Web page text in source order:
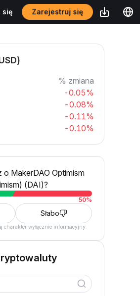
się Zarejestruj się
% zmiana
-0.05%
-0.08%
-0.11%
-0.10%
o MakerDAO Optimism
(DAI)?
50%
Słabo
charakter wyłącznie informacyjny.